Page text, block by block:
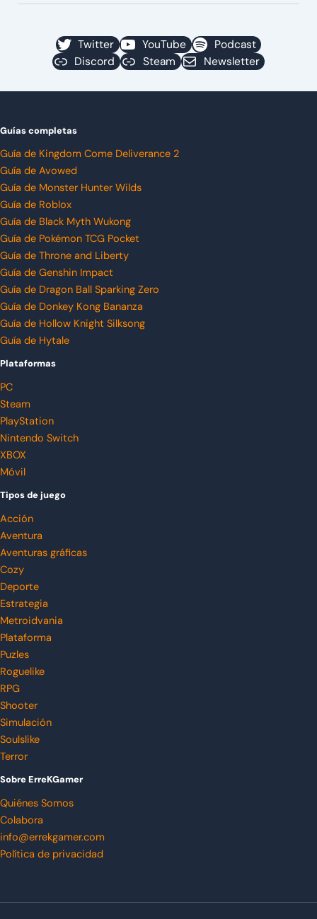
Twitter YouTube
Podcast
Discord
Steam Newsletter
Guías completas
Guía de Kingdom Come Deliverance 2
Guía de Avowed
Guía de Monster Hunter Wilds
Guía de Roblox
Guía de Black Myth Wukong
Guía de Pokémon TCG Pocket
Guía de Throne and Liberty
Guía de Genshin Impact
Guía de Dragon Ball Sparking Zero
Guía de Donkey Kong Bananza
Guía de Hollow Knight Silksong
Guía de Hytale
Plataformas
PC
Steam
PlayStation
Nintendo Switch
XBOX
Móvil
Tipos de juego
Acción
Aventura
Aventuras gráficas
Cozy
Deporte
Estrategia
Metroidvania
Plataforma
Puzles
Roguelike
RPG
Shooter
Simulación
Soulslike
Terror
Sobre ErreKGamer
Quiénes Somos
Colabora
info@errekgamer.com
Política de privacidad